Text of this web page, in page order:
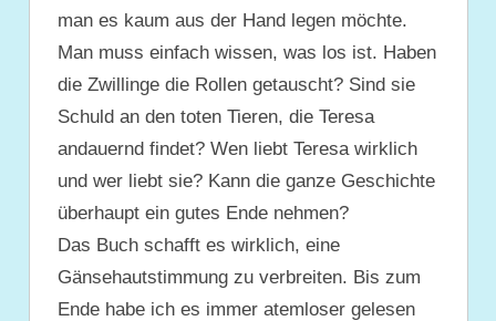
man es kaum aus der Hand legen möchte.
Man muss einfach wissen, was los ist. Haben
die Zwillinge die Rollen getauscht? Sind sie
Schuld an den toten Tieren, die Teresa
andauernd findet? Wen liebt Teresa wirklich
und wer liebt sie? Kann die ganze Geschichte
überhaupt ein gutes Ende nehmen?
Das Buch schafft es wirklich, eine
Gänsehautstimmung zu verbreiten. Bis zum
Ende habe ich es immer atemloser gelesen